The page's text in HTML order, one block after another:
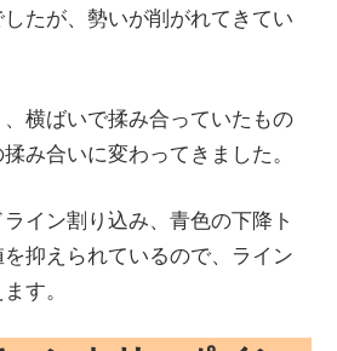
たが、勢いが削がれてきてい
横ばいで揉み合っていたもの
み合いに変わってきました。
イン割り込み、青色の下降ト
抑えられているので、ライン
す。